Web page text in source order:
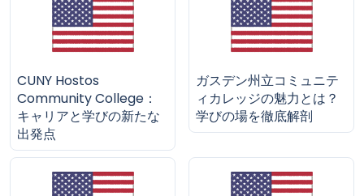
CUNY Hostos
Community College：
キャリアと学びの新たな
出発点
ガスデン州立コミュニテ
ィカレッジの魅力とは？
学びの場を徹底解剖